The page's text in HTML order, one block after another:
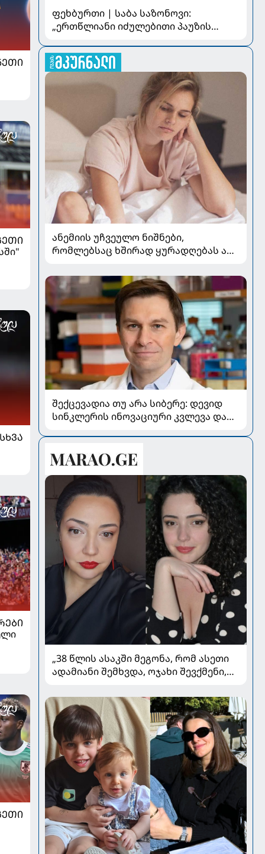
ფეხბურთი | საბა საზონოვი:
„ერთწლიანი იძულებითი პაუზის
მნიშვნელოვანია“
ანემიის უჩვეულო ნიშნები,
რომლებსაც ხშირად ყურადღებას არ
შექცევადია თუ არა სიბერე: დევიდ
სინკლერის ინოვაციური კვლევა და
„38 წლის ასაკში მეგონა, რომ ასეთი
ადამიანი შემხვდა, ოჯახი შევქმენი,
ოჯახსა და განქორწინებაზე